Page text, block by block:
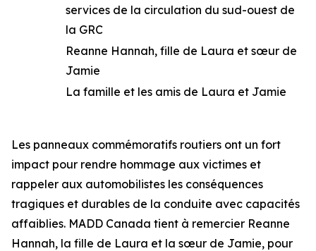
services de la circulation du sud-ouest de
la GRC
Reanne Hannah, fille de Laura et sœur de
Jamie
La famille et les amis de Laura et Jamie
Les panneaux commémoratifs routiers ont un fort
impact pour rendre hommage aux victimes et
rappeler aux automobilistes les conséquences
tragiques et durables de la conduite avec capacités
affaiblies. MADD Canada tient à remercier Reanne
Hannah, la fille de Laura et la sœur de Jamie, pour